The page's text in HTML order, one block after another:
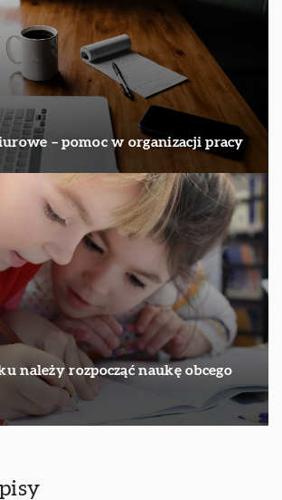
– pomoc w organizacji pracy
należy rozpocząć naukę obcego